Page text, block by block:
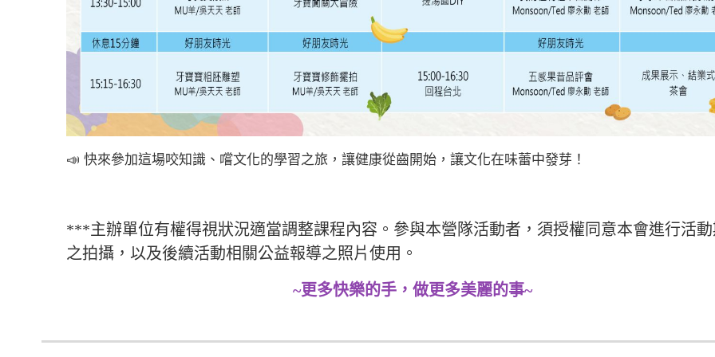
📣 快來參加這場咬知識、嚐文化的學習之旅，讓健康從齒開始，讓文化在味蕾中發芽！
***主辦單位有權得視狀況適當調整課程內容。參與本營隊活動者，須授權同意本會進行活
之拍攝，以及後續活動相關公益報導之照片使用。
~更多快樂的手，做更多美麗的事~